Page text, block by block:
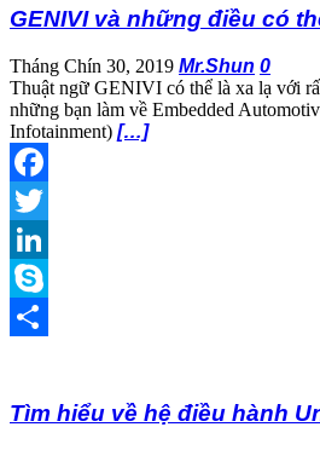
GENIVI và những điều có
Tháng Chín 30, 2019 Mr.Shun 0
Thuật ngữ GENIVI có thể là xa lạ với
những bạn làm về Embedded
Infotainment) […]
Facebook
Twitter
LinkedIn
Skype
Tìm hiểu về hệ điều hành